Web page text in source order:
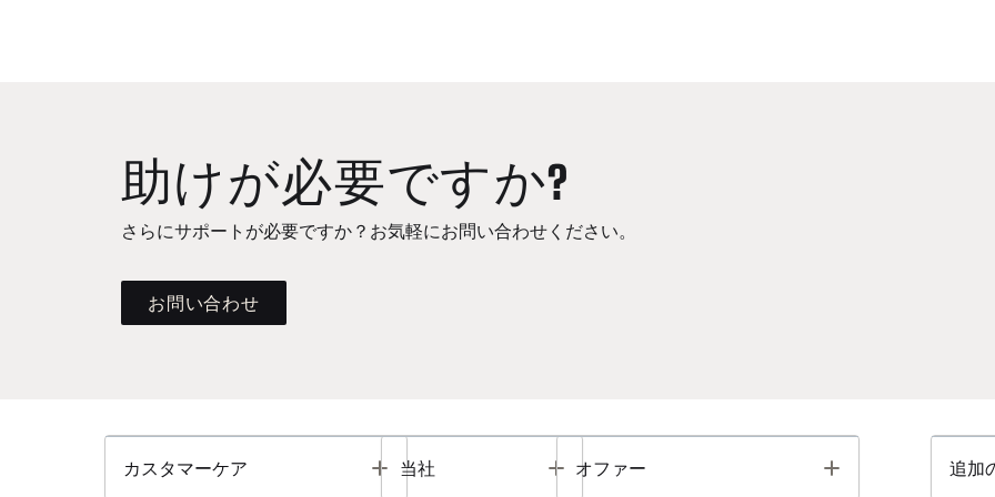
助けが必要ですか?
さらにサポートが必要ですか？お気軽にお問い合わせください。
お問い合わせ
カスタマーケア Toggle
当社 Toggle
オファー Toggle 追加